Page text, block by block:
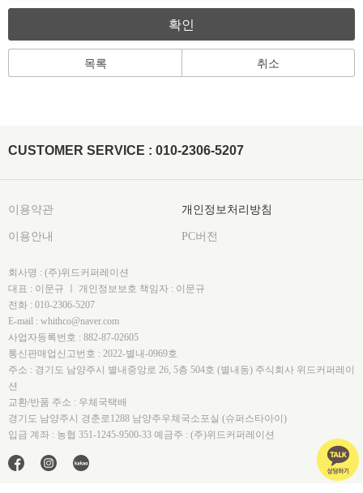
확인
목록 취소
CUSTOMER SERVICE : 010-2306-5207
이용약관 개인정보처리방침
이용안내 PC버전
회사명 : (주)위드커퍼레이션
대표 : 이문규 ㅣ 개인정보보호 책임자 : 이문규
전화 : 010-2306-5207
E-mail : whithco@naver.com
사업자등록번호 : 882-87-02605
통신판매업신고번호 : 2022-별내-0969호
주소 : 경기도 남양주시 별내중앙로 26, 5층 504호 (별내동) 주식회사 위드커퍼레이
션
교환/반품 주소 : 우체국택배
경기도 남양주시 경춘로1288 남양주우체국소포실 (슈퍼스타아이)
입금 계좌 : 농협 351-1245-9500-33 예금주 : (주)위드커퍼레이션